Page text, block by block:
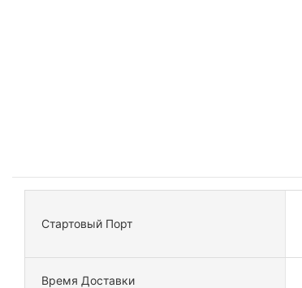
Стартовый Порт
Время Доставки